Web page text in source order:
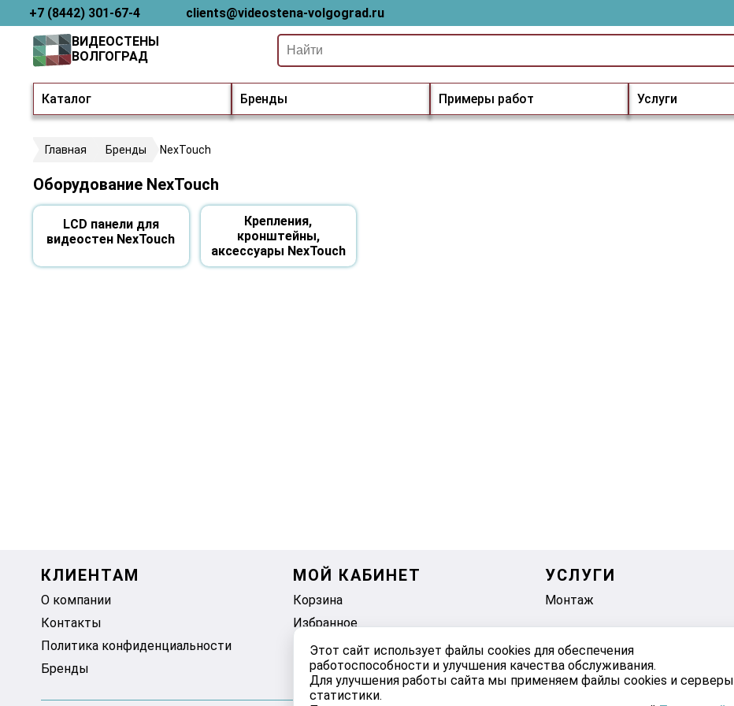
Этот сайт использует файлы cookies для обеспечения
работоспособности и улучшения качества обслуживания.
Для улучшения работы сайта мы применяем файлы cookies и серверы
статистики.
+7 (8442) 301-67-4 clients@videostena-volgograd.ru
Каталог Бренды Примеры работ Услуги
ВИДЕОСТЕНЫ
ВОЛГОГРАД
Главная Бренды NexTouch
Оборудование NexTouch
LCD панели для
видеостен NexTouch
Крепления,
кронштейны,
аксессуары NexTouch
КЛИЕНТАМ
О компании
Контакты
Политика конфиденциальности
Бренды
МОЙ КАБИНЕТ
Корзина
Избранное
УСЛУГИ
Монтаж